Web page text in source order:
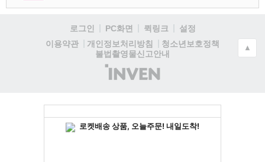
로그인 PC화면 퀵링크
설정
이용약관
개인정보처리방침
청소년보호정책
불법촬영물신고안내
(주)
인
▲